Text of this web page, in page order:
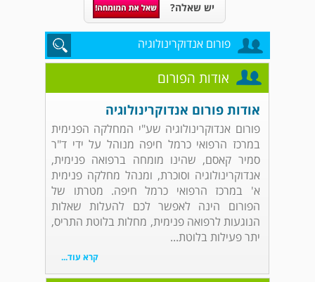
יש שאלה?
פורום אנדוקרינולוגיה
אודות הפורום
אודות פורום אנדוקרינולוגיה
פורום אנדוקרינולוגיה שע"י המחלקה הפנימית
במרכז הרפואי כרמל חיפה מנוהל על ידי ד"ר
סמיר קאסם, שהינו מומחה ברפואה פנימית,
אנדוקרינולוגיה וסוכרת, ומנהל מחלקה פנימית
א' במרכז הרפואי כרמל חיפה. מטרתו של
הפורום הינה לאפשר לכם להעלות שאלות
הנוגעות לרפואה פנימית, מחלות בלוטת התריס,
יתר פעילות בלוטת...
קרא עוד...